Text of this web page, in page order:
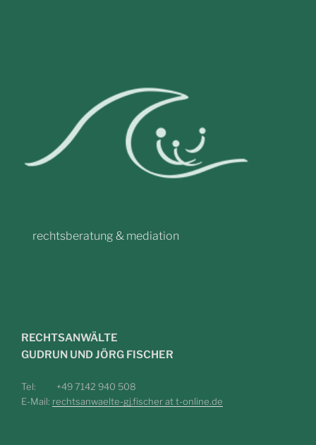
rechtsberatung & mediation
RECHTSANWÄLTE
GUDRUN UND JÖRG FISCHER
Tel: +49 7142 940 508
E-Mail: rechtsanwaelte-gj.fischer at t-online.de